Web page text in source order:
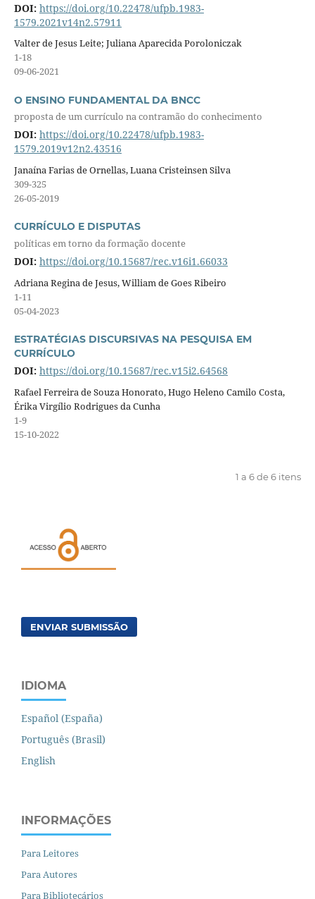
DOI: https://doi.org/10.22478/ufpb.1983-
1579.2021v14n2.57911
Valter de Jesus Leite; Juliana Aparecida Poroloniczak
1-18
09-06-2021
O ENSINO FUNDAMENTAL DA BNCC
proposta de um currículo na contramão do conhecimento
DOI: https://doi.org/10.22478/ufpb.1983-
1579.2019v12n2.43516
Janaína Farias de Ornellas, Luana Cristeinsen Silva
309-325
26-05-2019
CURRÍCULO E DISPUTAS
políticas em torno da formação docente
DOI: https://doi.org/10.15687/rec.v16i1.66033
Adriana Regina de Jesus, William de Goes Ribeiro
1-11
05-04-2023
ESTRATÉGIAS DISCURSIVAS NA PESQUISA EM
CURRÍCULO
DOI: https://doi.org/10.15687/rec.v15i2.64568
Rafael Ferreira de Souza Honorato, Hugo Heleno Camilo Costa,
Érika Virgílio Rodrigues da Cunha
1-9
15-10-2022
1 a 6 de 6 itens
ENVIAR SUBMISSÃO
IDIOMA
Español (España)
Português (Brasil)
English
INFORMAÇÕES
Para Leitores
Para Autores
Para Bibliotecários